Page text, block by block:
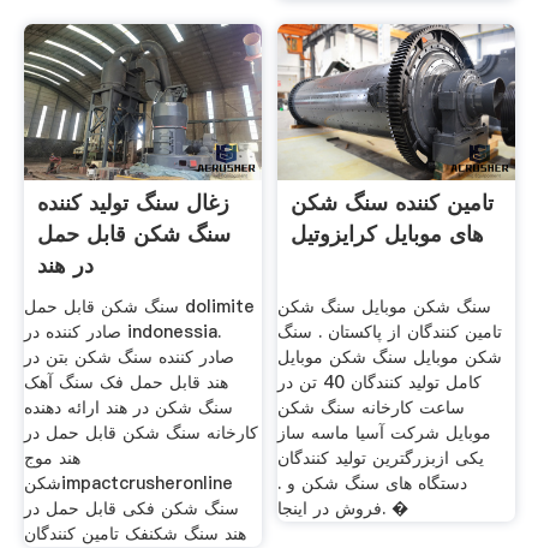
زغال سنگ تولید کننده
سنگ شکن قابل حمل
در هند
سنگ شکن قابل حمل dolimite
صادر کننده در indonessia.
صادر کننده سنگ شکن بتن در
هند قابل حمل فک سنگ آهک
سنگ شکن در هند ارائه دهنده
کارخانه سنگ شکن قابل حمل در
هند موج
شکنimpactcrusheronline
سنگ شکن فکی قابل حمل در
هند سنگ شکنفک تامین کنندگان
تامین کننده سنگ شکن
های موبایل کرایزوتیل
سنگ شکن موبایل سنگ شکن
تامین کنندگان از پاکستان . سنگ
شکن موبایل سنگ شکن موبایل
کامل تولید کنندگان 40 تن در
ساعت کارخانه سنگ شکن
موبایل شرکت آسیا ماسه ساز
یکی ازبزرگترین تولید کنندگان
دستگاه های سنگ شکن و .
فروش در اینجا. �